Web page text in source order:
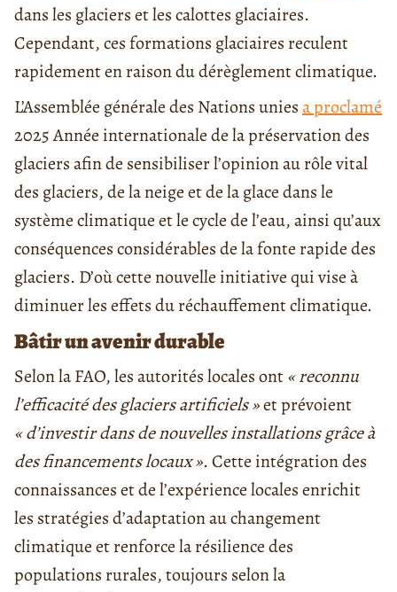
dans les glaciers et les calottes glaciaires.
Cependant, ces formations glaciaires reculent
rapidement en raison du dérèglement climatique.
L’Assemblée générale des Nations uniesa proclamé
2025 Année internationale de la préservation des
glaciers afin de sensibiliser l’opinion au rôle vital
des glaciers, de la neige et de la glace dans le
système climatique et le cycle de l’eau, ainsi qu’aux
conséquences considérables de la fonte rapide des
glaciers. D’où cette nouvelle initiative qui vise à
diminuer les effets du réchauffement climatique.
Bâtir un avenir durable
Selon la FAO, les autorités locales ont« reconnu
l’efficacité des glaciers artificiels »et prévoient
« d’investir dans de nouvelles installations grâce à
des financements locaux ». Cette intégration des
connaissances et de l’expérience locales enrichit
les stratégies d’adaptation au changement
climatique et renforce la résilience des
populations rurales, toujours selon la